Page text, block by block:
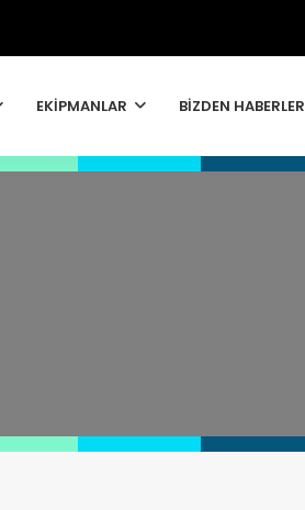
EKİPMANLAR BİZDEN HABERLER